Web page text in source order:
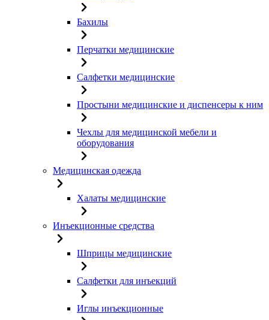
Бахилы
Перчатки медицинские
Салфетки медицинские
Простыни медицинские и диспенсеры к ним
Чехлы для медицинской мебели и
оборудования
Медицинская одежда
Халаты медицинские
Инъекционные средства
Шприцы медицинские
Салфетки для инъекций
Иглы инъекционные